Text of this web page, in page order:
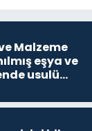
Malzeme
eşya ve
usulü